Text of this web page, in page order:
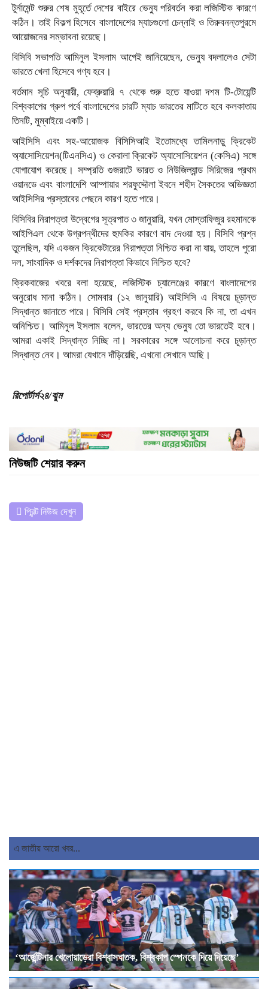
টুর্নামেন্ট শুরুর শেষ মুহূর্তে দেশের বাইরে ভেন্যু পরিবর্তন করা লজিস্টিক কারণে
কঠিন। তাই বিকল্প হিসেবে বাংলাদেশের ম্যাচগুলো চেন্নাই ও তিরুবনন্তপুরমে
আয়োজনের সম্ভাবনা রয়েছে।
বিসিবি সভাপতি আমিনুল ইসলাম আগেই জানিয়েছেন, ভেন্যু বদলালেও সেটা
ভারতে খেলা হিসেবে গণ্য হবে।
বর্তমান সূচি অনুযায়ী, ফেব্রুয়ারি ৭ থেকে শুরু হতে যাওয়া দশম টি-টোয়েন্টি
বিশ্বকাপের গ্রুপ পর্বে বাংলাদেশের চারটি ম্যাচ ভারতের মাটিতে হবে কলকাতায়
তিনটি, মুম্বাইয়ে একটি।
আইসিসি এবং সহ-আয়োজক বিসিসিআই ইতোমধ্যে তামিলনাড়ু ক্রিকেট
অ্যাসোসিয়েশন(টিএনসিএ) ও কেরালা ক্রিকেট অ্যাসোসিয়েশন (কেসিএ) সঙ্গে
যোগাযোগ করেছে। সম্প্রতি গুজরাটে ভারত ও নিউজিল্যান্ড সিরিজের প্রথম
ওয়ানডে এবং বাংলাদেশি আম্পায়ার শরফুদ্দৌলা ইবনে শহীদ সৈকতের অভিজ্ঞতা
আইসিসির প্রস্তাবের পেছনে কারণ হতে পারে।
বিসিবির নিরাপত্তা উদ্বেগের সূত্রপাত ৩ জানুয়ারি, যখন মোস্তাফিজুর রহমানকে
আইপিএল থেকে উগ্রপন্থীদের হুমকির কারণে বাদ দেওয়া হয়। বিসিবি প্রশ্ন
তুলেছিল, যদি একজন ক্রিকেটারের নিরাপত্তা নিশ্চিত করা না যায়, তাহলে পুরো
দল, সাংবাদিক ও দর্শকদের নিরাপত্তা কিভাবে নিশ্চিত হবে?
ক্রিকবাজের খবরে বলা হয়েছে, লজিস্টিক চ্যালেঞ্জের কারণে বাংলাদেশের
অনুরোধ মানা কঠিন। সোমবার (১২ জানুয়ারি) আইসিসি এ বিষয়ে চূড়ান্ত
সিদ্ধান্ত জানাতে পারে। বিসিবি সেই প্রস্তাব গ্রহণ করবে কি না, তা এখন
অনিশ্চিত। আমিনুল ইসলাম বলেন, ভারতের অন্য ভেন্যু তো ভারতেই হবে।
আমরা একাই সিদ্ধান্ত নিচ্ছি না। সরকারের সঙ্গে আলোচনা করে চূড়ান্ত
সিদ্ধান্ত নেব। আমরা যেখানে দাঁড়িয়েছি, এখনো সেখানে আছি।
রিপোর্টার্স২৪/ঝুম
নিউজটি শেয়ার করুন
প্রিন্ট নিউজ দেখুন
এ জাতীয় আরো খবর...
‘আর্জেন্টিনার খেলোয়াড়েরা বিশ্বাসঘাতক, বিশ্বকাপ স্পেনকে দিয়ে দিয়েছে’